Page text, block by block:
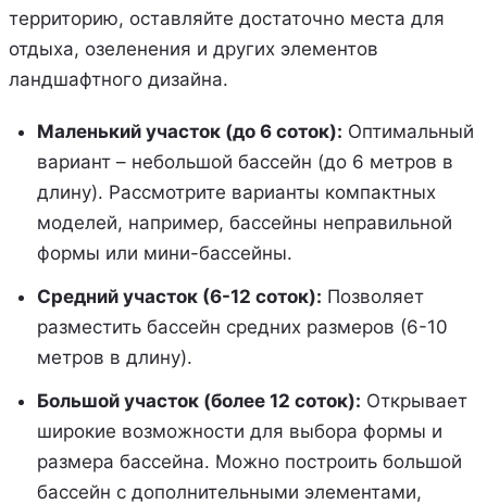
территорию, оставляйте достаточно места для
отдыха, озеленения и других элементов
ландшафтного дизайна.
Маленький участок (до 6 соток): Оптимальный
вариант – небольшой бассейн (до 6 метров в
длину). Рассмотрите варианты компактных
моделей, например, бассейны неправильной
формы или мини-бассейны.
Средний участок (6-12 соток): Позволяет
разместить бассейн средних размеров (6-10
метров в длину).
Большой участок (более 12 соток): Открывает
широкие возможности для выбора формы и
размера бассейна. Можно построить большой
бассейн с дополнительными элементами,